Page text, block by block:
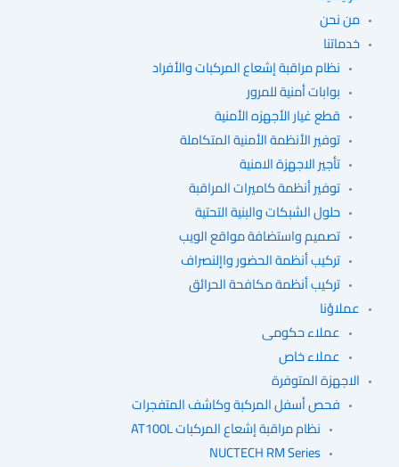
من نحن
خدماتنا
نظام مراقبة إشعاع المركبات والأفراد
بوابات أمنية للمرور
قطع غيار الأجهزه الأمنية
توفير الأنظمة الأمنية المتكاملة
تأجير الاجهزة الامنية
توفير أنظمة كاميرات المراقبة
حلول الشبكات والبنية التحتية
تصميم واستضافة مواقع الويب
تركيب أنظمة الحضور واإلنصراف
تركيب أنظمة مكافحة الحرائق
عملاؤنا
عملاء حكومى
عملاء خاص
الاجهزة المتوفرة
فحص أسفل المركبة وكاشف المتفجرات
نظام مراقبة إشعاع المركبات AT100L
NUCTECH RM Series